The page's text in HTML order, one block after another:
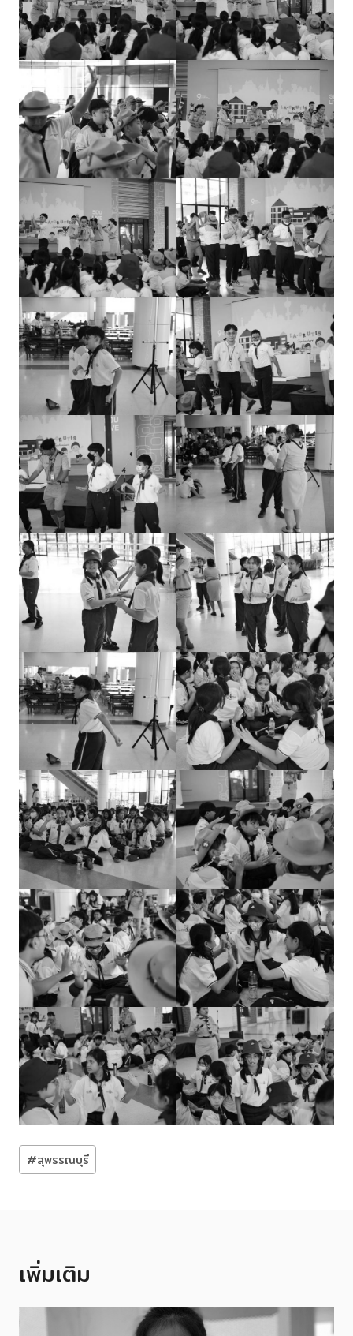
Post
Tags:
#สุพรรณบุรี
เพิ่มเติม